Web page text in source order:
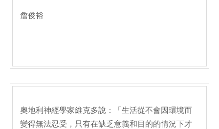
詹俊裕
奧地利神經學家維克多說：「生活從不會因環境而
變得無法忍受，只有在缺乏意義和目的的情況下才